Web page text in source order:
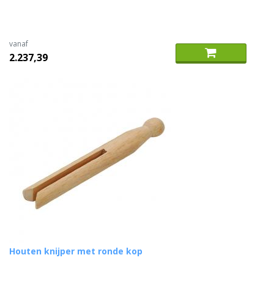
vanaf
2.237,39
Houten knijper met ronde kop